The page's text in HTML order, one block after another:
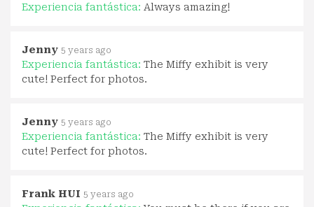
Experiencia fantástica: Always amazing!
Jenny 5 years ago
Experiencia fantástica: The Miffy exhibit is very
cute! Perfect for photos.
Jenny 5 years ago
Experiencia fantástica: The Miffy exhibit is very
cute! Perfect for photos.
Frank HUI 5 years ago